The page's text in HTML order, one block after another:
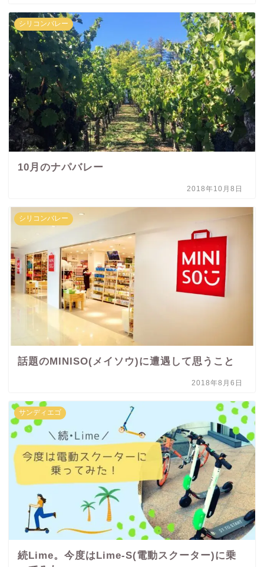
シリコンバレー
10月のナパバレー
2018年10月8日
シリコンバレー
話題のMINISO(メイソウ)に遭遇して思うこと
2018年8月6日
サンディエゴ
続Lime。今度はLime-S(電動スクーター)に乗